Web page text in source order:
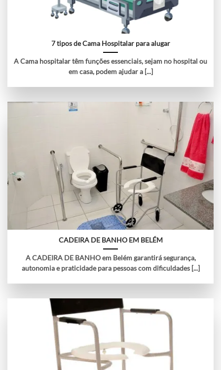
7 tipos de Cama Hospitalar para alugar
A Cama hospitalar têm funções essenciais, sejam no hospital ou
em casa, podem ajudar a [...]
CADEIRA DE BANHO EM BELÉM
A CADEIRA DE BANHO em Belém garantirá segurança,
autonomia e praticidade para pessoas com dificuldades [...]